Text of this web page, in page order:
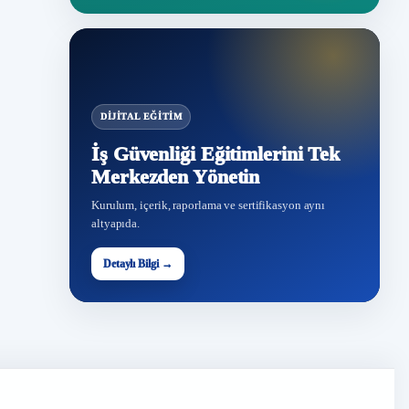
DIJITAL EĞITIM
İş Güvenliği Eğitimlerini Tek
Merkezden Yönetin
Kurulum, içerik, raporlama ve sertifikasyon aynı
altyapıda.
Detaylı Bilgi →